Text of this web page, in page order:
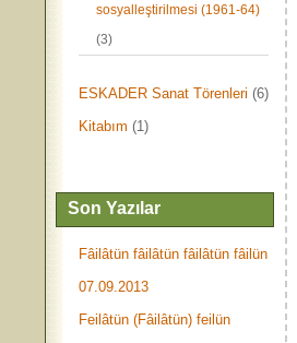
sosyalleştirilmesi (1961-64)
(3)
ESKADER Sanat Törenleri (6)
Kitabım (1)
Son Yazılar
Fâilâtün fâilâtün fâilâtün fâilün
07.09.2013
Feilâtün (Fâilâtün) feilün